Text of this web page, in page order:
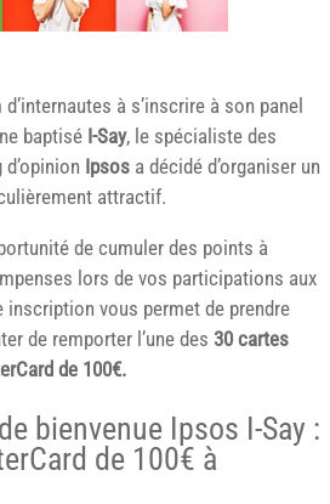
à s’inscrire à son panel
baptisé I-Say, le spécialiste des
Ipsos a décidé d’organiser un
attractif.
de cumuler des points à
lors de vos participations aux
vous permet de prendre
de remporter l’une des 30 cartes
de 100€.
bienvenue Ipsos I-Say :
de 100€ à